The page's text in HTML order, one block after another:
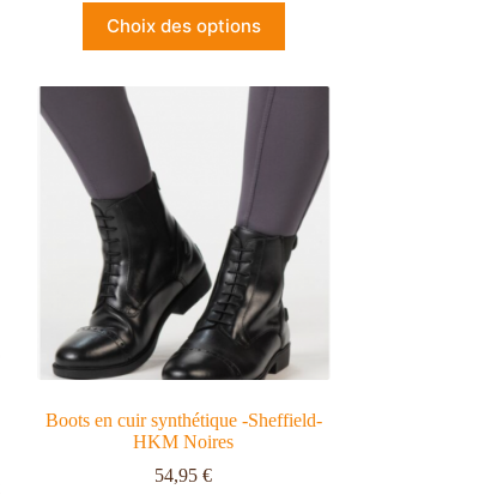
Choix des options
Boots en cuir synthétique -Sheffield-
HKM Noires
54,95€